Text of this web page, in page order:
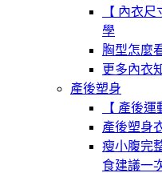
【 內衣
學
胸型怎麼
更多內衣
產後塑身
【 產後
產後塑身
瘦小腹完
食建議一